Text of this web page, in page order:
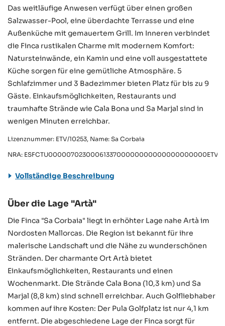
Das weitläufige Anwesen verfügt über einen großen
Salzwasser-Pool, eine überdachte Terrasse und eine
Außenküche mit gemauertem Grill. Im Inneren verbindet
die Finca rustikalen Charme mit modernem Komfort:
Natursteinwände, ein Kamin und eine voll ausgestattete
Küche sorgen für eine gemütliche Atmosphäre. 5
Schlafzimmer und 3 Badezimmer bieten Platz für bis zu 9
Gäste. Einkaufsmöglichkeiten, Restaurants und
traumhafte Strände wie Cala Bona und Sa Marjal sind in
wenigen Minuten erreichbar.
Lizenznummer: ETV/10253, Name: Sa Corbaia
NRA: ESFCTU0000070230006133700000000000000000000ETV/
Vollständige Beschreibung
Über die Lage "Artà"
Die Finca "Sa Corbaia" liegt in erhöhter Lage nahe Artà im
Nordosten Mallorcas. Die Region ist bekannt für ihre
malerische Landschaft und die Nähe zu wunderschönen
Stränden. Der charmante Ort Artà bietet
Einkaufsmöglichkeiten, Restaurants und einen
Wochenmarkt. Die Strände Cala Bona (10,3 km) und Sa
Marjal (8,8 km) sind schnell erreichbar. Auch Golfliebhaber
kommen auf ihre Kosten: Der Pula Golfplatz ist nur 4,1 km
entfernt. Die abgeschiedene Lage der Finca sorgt für